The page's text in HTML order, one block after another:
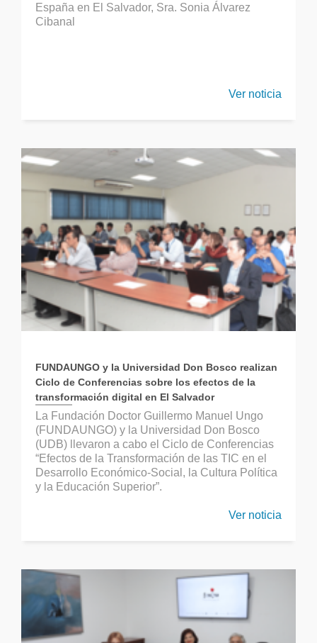
España en El Salvador, Sra. Sonia Álvarez
Cibanal
Ver noticia
FUNDAUNGO y la Universidad Don Bosco realizan
Ciclo de Conferencias sobre los efectos de la
transformación digital en El Salvador
La Fundación Doctor Guillermo Manuel Ungo
(FUNDAUNGO) y la Universidad Don Bosco
(UDB) llevaron a cabo el Ciclo de Conferencias
“Efectos de la Transformación de las TIC en el
Desarrollo Económico-Social, la Cultura Política
y la Educación Superior”.
Ver noticia